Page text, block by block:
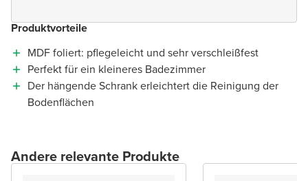
Produktvorteile
MDF foliert: pflegeleicht und sehr verschleißfest
Perfekt für ein kleineres Badezimmer
Der hängende Schrank erleichtert die Reinigung der
Bodenflächen
Andere relevante Produkte